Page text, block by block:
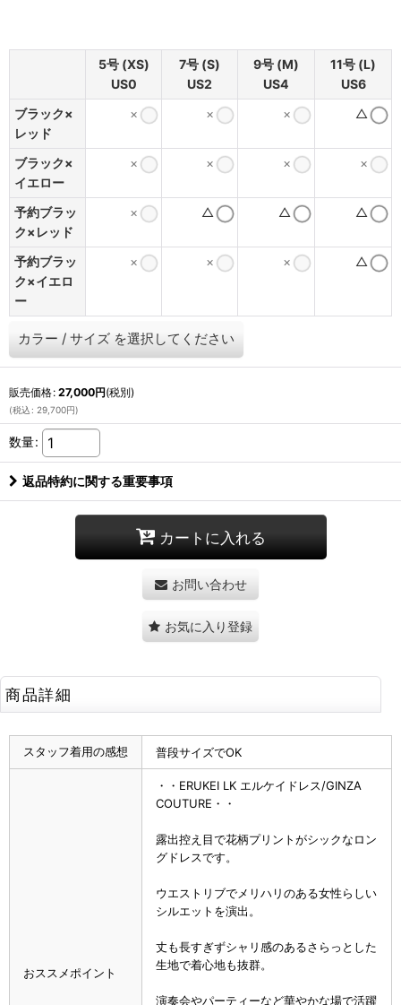
5号 (XS)
US0
7号 (S)
US2
9号 (M)
US4
11号 (L)
US6
ブラック×
レッド
× × × △
ブラック×
イエロー
× × × ×
予約ブラッ
ク×レッド
× △ △ △
予約ブラッ
ク×イエロ
ー
× × × △
カラー / サイズ を選択してください
販売価格: 27,000円(税別)
(税込 : 29,700円)
数量:
返品特約に関する重要事項
カートに入れる
お問い合わせ
お気に入り登録
商品詳細
スタッフ着用の感想 普段サイズでOK
おススメポイント
・・ERUKEI LK エルケイドレス/GINZA
COUTURE・・
露出控え目で花柄プリントがシックなロン
グドレスです。
ウエストリブでメリハリのある女性らしい
シルエットを演出。
丈も長すぎずシャリ感のあるさらっとした
生地で着心地も抜群。
演奏会やパーティーなど華やかな場で活躍